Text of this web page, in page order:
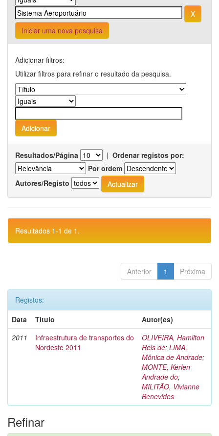
Iniciar uma nova pesquisa
Adicionar filtros:
Utilizar filtros para refinar o resultado da pesquisa.
Resultados/Página | Ordenar registos por:
Por ordem
Autores/Registo
Resultados 1-1 de 1.
Anterior 1 Próxima
Registos:
Data
Título
Autor(es)
2011
Infraestrutura de transportes do
Nordeste 2011
OLIVEIRA, Hamilton
Reis de; LIMA,
Mônica de Andrade;
MONTE, Kerlen
Andrade do;
MILITÃO, Vivianne
Benevides
Refinar